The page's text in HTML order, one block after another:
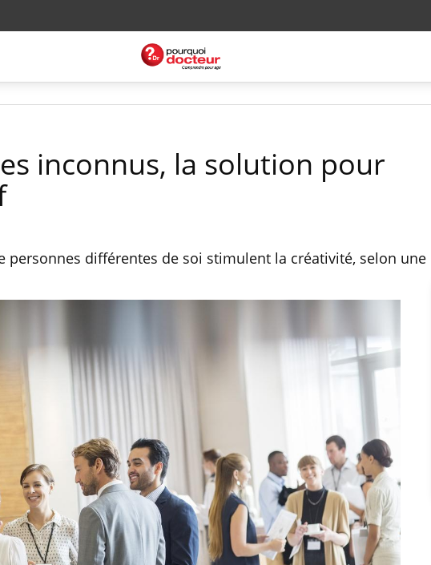
inconnus, la solution pour
personnes différentes de soi stimulent la créativité, selon une